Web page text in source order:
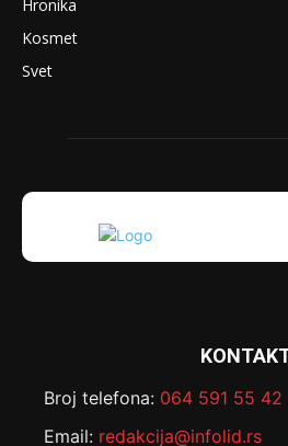
Hronika
Kosmet
Svet
Broj telefona: 064 591 55 42
Email: redakcija@infolid.rs